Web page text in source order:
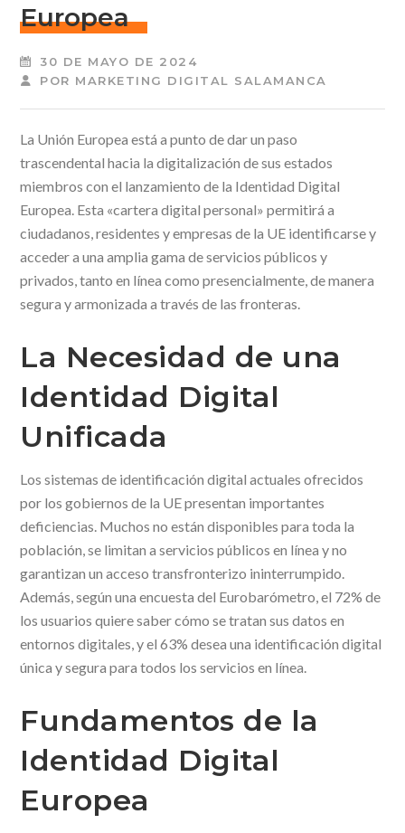
Europea
30 DE MAYO DE 2024
POR MARKETING DIGITAL SALAMANCA
La Unión Europea está a punto de dar un paso
trascendental hacia la digitalización de sus estados
miembros con el lanzamiento de la Identidad Digital
Europea. Esta «cartera digital personal» permitirá a
ciudadanos, residentes y empresas de la UE identificarse y
acceder a una amplia gama de servicios públicos y
privados, tanto en línea como presencialmente, de manera
segura y armonizada a través de las fronteras.
La Necesidad de una
Identidad Digital
Unificada
Los sistemas de identificación digital actuales ofrecidos
por los gobiernos de la UE presentan importantes
deficiencias. Muchos no están disponibles para toda la
población, se limitan a servicios públicos en línea y no
garantizan un acceso transfronterizo ininterrumpido.
Además, según una encuesta del Eurobarómetro, el 72% de
los usuarios quiere saber cómo se tratan sus datos en
entornos digitales, y el 63% desea una identificación digital
única y segura para todos los servicios en línea.
Fundamentos de la
Identidad Digital
Europea